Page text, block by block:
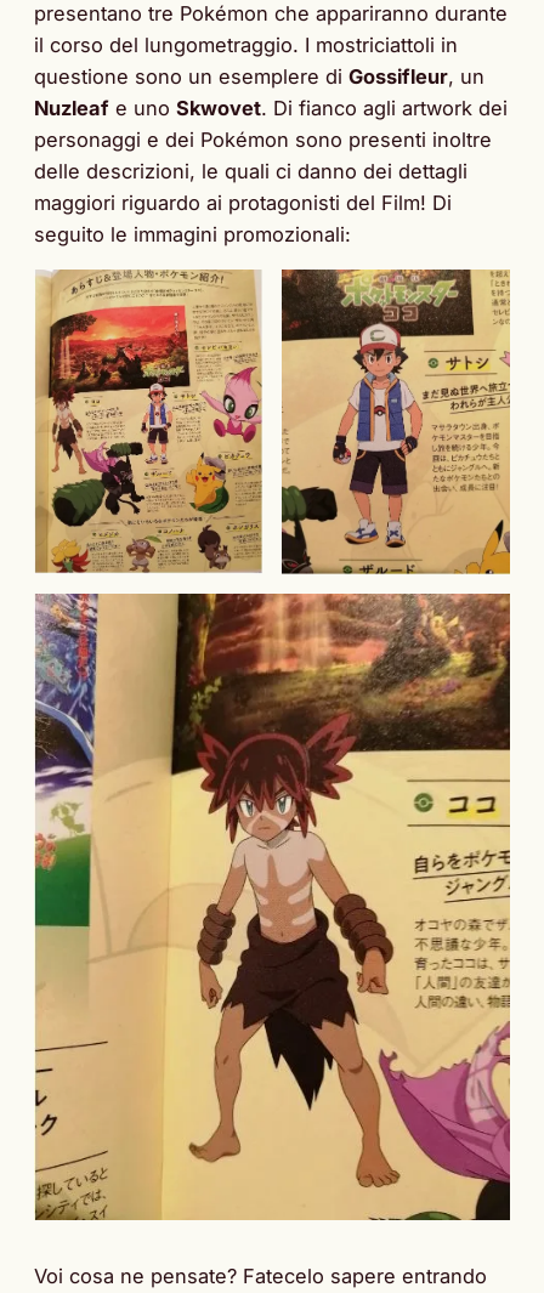
presentano tre Pokémon che appariranno durante
il corso del lungometraggio. I mostriciattoli in
questione sono un esemplere di Gossifleur, un
Nuzleaf e uno Skwovet. Di fianco agli artwork dei
personaggi e dei Pokémon sono presenti inoltre
delle descrizioni, le quali ci danno dei dettagli
maggiori riguardo ai protagonisti del Film! Di
seguito le immagini promozionali:
Voi cosa ne pensate? Fatecelo sapere entrando